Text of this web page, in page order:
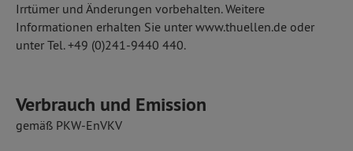
Irrtümer und Änderungen vorbehalten. Weitere
Informationen erhalten Sie unter www.thuellen.de oder
unter Tel. +49 (0)241-9440 440.
Verbrauch und Emission
gemäß PKW-EnVKV